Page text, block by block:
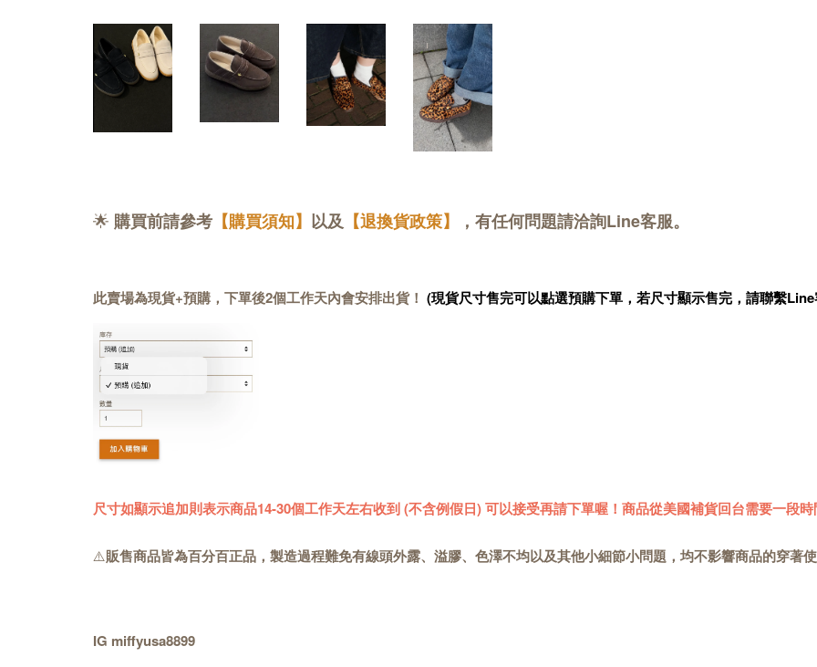
🌟 購買前請參考 【購買須知】 以及 【退換貨政策】 ，有任何問題請洽詢Line客服。
此賣場為現貨+預購，下單後2個工作天內會安排出貨！ (現貨尺寸售完可以點選預購下單，若尺寸顯示售完，請聯繫
尺寸如顯示追加則表示商品14-30個工作天左右收到 (不含例假日) 可以接受再請下單喔！商品從美國補貨回台需要一段時
⚠️販售商品皆為百分百正品，製造過程難免有線頭外露、溢膠、色澤不均以及其他小細節小問題，均不影響商品的穿著
IG miffyusa8899